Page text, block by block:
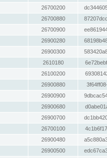
26700200
26700880
26700900
26900280
26900300
2610180
26100200
26900880
26900900
26900680
26900700
26700100
26900480
26900500